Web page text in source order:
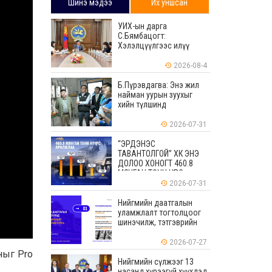
Pro
Шинэ мэдээ Их уншсан
УИХ-ын дарга
С.Бямбацогт:
Хэлэлцүүлгээс илүү
илүү бодит үр дүн чухал
2026-08-4
Б.Пүрэвдагва: Энэ жил
найман уурын зуухыг
хийн түлшинд
2026-07-31
“ЭРДЭНЭС
ТАВАНТОЛГОЙ” ХК ЭНЭ
ДОЛОО ХОНОГТ 460.8
МЯНГАН ТОНН НҮҮРС
2026-07-31
Нийгмийн даатгалын
уламжлалт тогтолцоог
шинэчилж, тэтгэврийн
ашиглагдаагүй
үлдэгдлийг өвлүүлэх
боломжтой боллоо
2026-07-27
Нийгмийн сүлжээг 13